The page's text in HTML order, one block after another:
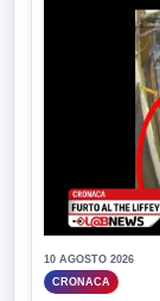
10 AGOSTO 2026
CRONACA